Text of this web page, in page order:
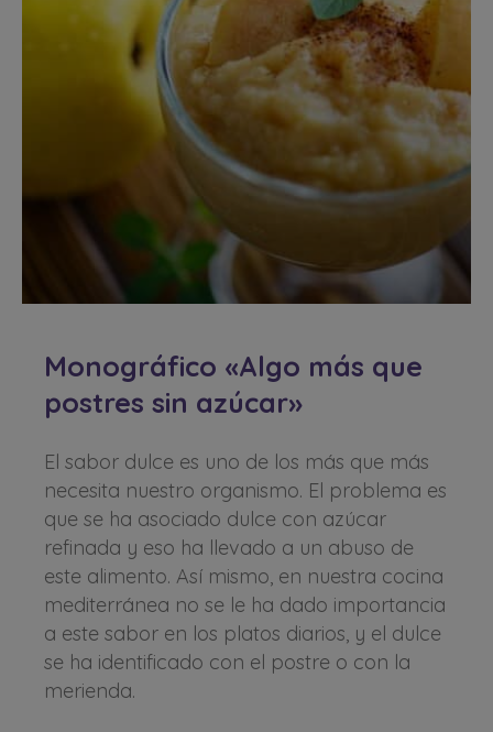
Monográfico «Algo más que
postres sin azúcar»
El sabor dulce es uno de los más que más
necesita nuestro organismo. El problema es
que se ha asociado dulce con azúcar
refinada y eso ha llevado a un abuso de
este alimento. Así mismo, en nuestra cocina
mediterránea no se le ha dado importancia
a este sabor en los platos diarios, y el dulce
se ha identificado con el postre o con la
merienda.